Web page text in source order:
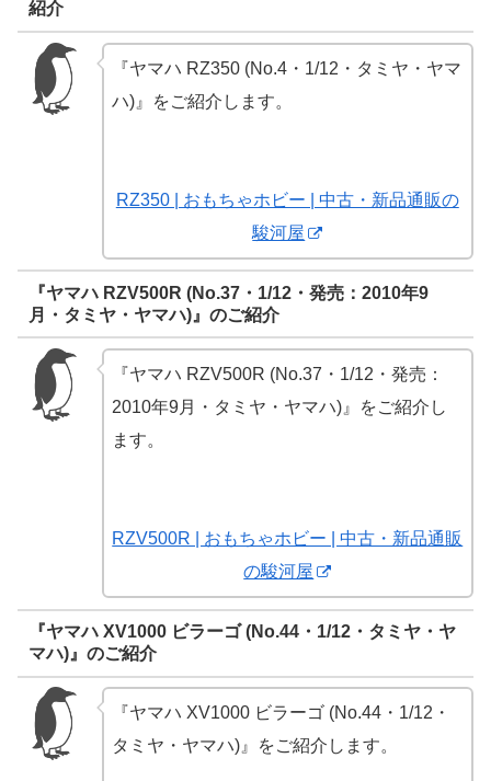
紹介
『ヤマハ RZ350 (No.4・1/12・タミヤ・ヤマ
ハ)』をご紹介します。
RZ350 | おもちゃホビー | 中古・新品通販の
駿河屋
『ヤマハ RZV500R (No.37・1/12・発売：2010年9
月・タミヤ・ヤマハ)』のご紹介
『ヤマハ RZV500R (No.37・1/12・発売：
2010年9月・タミヤ・ヤマハ)』をご紹介し
ます。
RZV500R | おもちゃホビー | 中古・新品通販
の駿河屋
『ヤマハ XV1000 ビラーゴ (No.44・1/12・タミヤ・ヤ
マハ)』のご紹介
『ヤマハ XV1000 ビラーゴ (No.44・1/12・
タミヤ・ヤマハ)』をご紹介します。